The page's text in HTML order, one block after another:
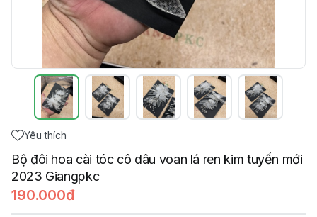
Yêu thích
Bộ đôi hoa cài tóc cô dâu voan lá ren kim tuyến mới
2023 Giangpkc
190.000đ